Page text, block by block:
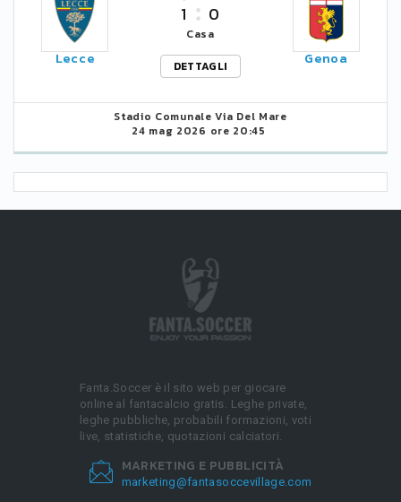
Lecce
1 0
Casa
DETTAGLI
Genoa
Stadio Comunale Via Del Mare
24 mag 2026 ore 20:45
Fanta.Soccer è il sito web per giocare
online al fantacalcio gratis. Leghe private,
leghe pubbliche, probabili formazioni, voti
live, statistiche, quotazioni calciatori.
MARKETING E PUBBLICITÀ
marketing@fantasoccevillage.com